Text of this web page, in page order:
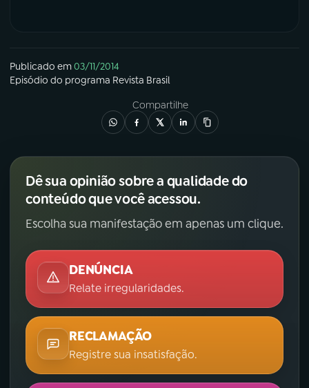
Publicado em03/11/2014
Episódio do programa Revista Brasil
Compartilhe
Dê sua opinião sobre a qualidade do
conteúdo que você acessou.
Escolha sua manifestação em apenas um clique.
DENÚNCIA
Relate irregularidades.
RECLAMAÇÃO
Registre sua insatisfação.